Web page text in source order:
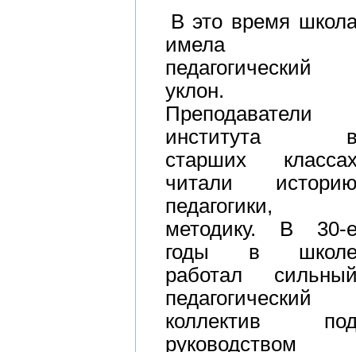
В это время
имела
педагогический
уклон.
Преподаватели
института
старших
читали
педагогики,
методику. В 30-
годы в
работал
педагогический
коллектив
руководством